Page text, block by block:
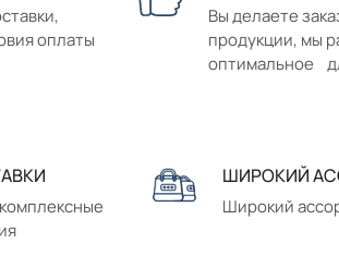
оплаты
Вы делаете
продукции, мы
оптимальное
ШИРОКИЙ
Широкий